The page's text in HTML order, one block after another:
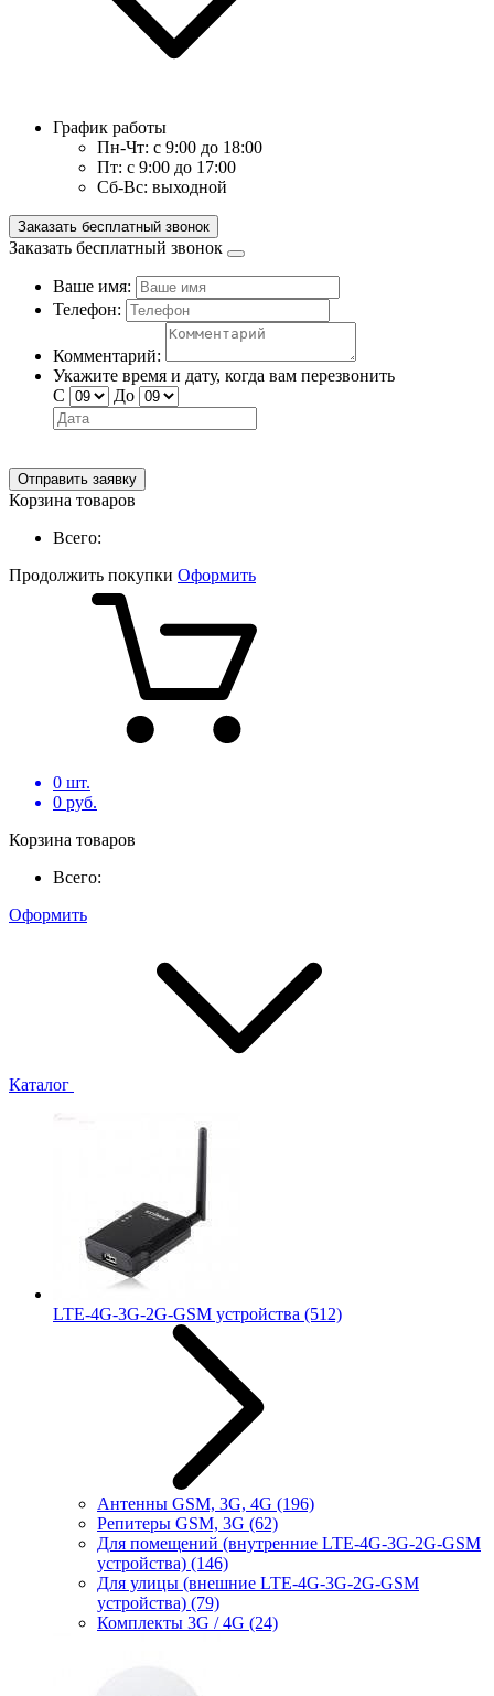
График работы
Пн-Чт: с 9:00 до 18:00
Пт: с 9:00 до 17:00
Сб-Вс: выходной
Заказать бесплатный звонок
Заказать бесплатный звонок
Ваше имя:
Телефон:
Комментарий:
Укажите время и дату, когда вам перезвонить
С
До
Отправить заявку
Корзина товаров
Всего:
Продолжить покупки Оформить
0 шт.
0 руб.
Корзина товаров
Всего:
Оформить
Каталог
LTE-4G-3G-2G-GSM устройства (512)
Антенны GSM, 3G, 4G (196)
Репитеры GSM, 3G (62)
Для помещений (внутренние LTE-4G-3G-2G-GSM
устройства) (146)
Для улицы (внешние LTE-4G-3G-2G-GSM
устройства) (79)
Комплекты 3G / 4G (24)